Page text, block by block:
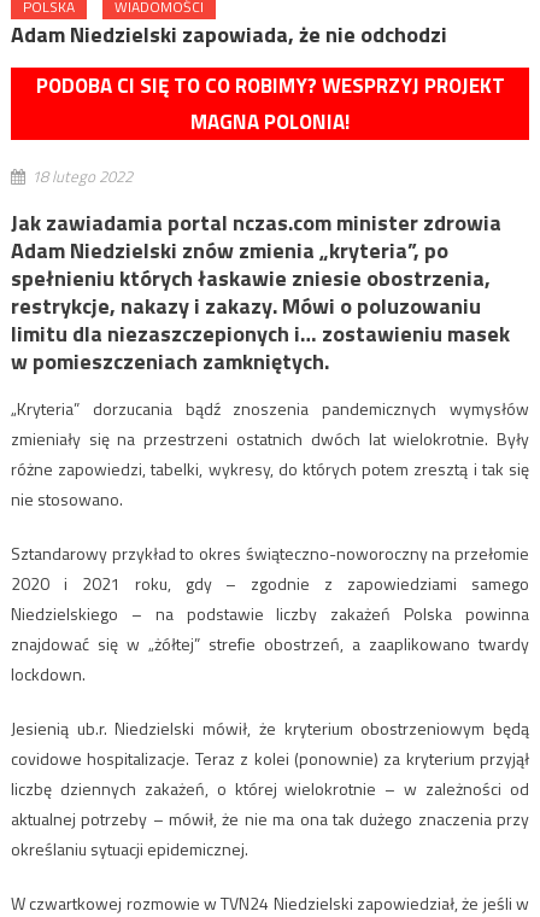
POLSKA WIADOMOŚCI
Adam Niedzielski zapowiada, że nie odchodzi
PODOBA CI SIĘ TO CO ROBIMY? WESPRZYJ PROJEKT
MAGNA POLONIA!
18 lutego 2022
Jak zawiadamia portal nczas.com minister zdrowia
Adam Niedzielski znów zmienia „kryteria”, po
spełnieniu których łaskawie zniesie obostrzenia,
restrykcje, nakazy i zakazy. Mówi o poluzowaniu
limitu dla niezaszczepionych i… zostawieniu masek
w pomieszczeniach zamkniętych.
„Kryteria” dorzucania bądź znoszenia pandemicznych wymysłów
zmieniały się na przestrzeni ostatnich dwóch lat wielokrotnie. Były
różne zapowiedzi, tabelki, wykresy, do których potem zresztą i tak się
nie stosowano.
Sztandarowy przykład to okres świąteczno-noworoczny na przełomie
2020 i 2021 roku, gdy – zgodnie z zapowiedziami samego
Niedzielskiego – na podstawie liczby zakażeń Polska powinna
znajdować się w „żółtej” strefie obostrzeń, a zaaplikowano twardy
lockdown.
Jesienią ub.r. Niedzielski mówił, że kryterium obostrzeniowym będą
covidowe hospitalizacje. Teraz z kolei (ponownie) za kryterium przyjął
liczbę dziennych zakażeń, o której wielokrotnie – w zależności od
aktualnej potrzeby – mówił, że nie ma ona tak dużego znaczenia przy
określaniu sytuacji epidemicznej.
W czwartkowej rozmowie w TVN24 Niedzielski zapowiedział, że jeśli w